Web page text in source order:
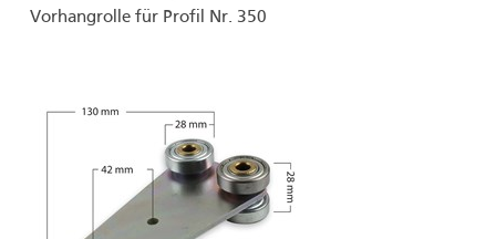
Vorhangrolle für Profil Nr. 350